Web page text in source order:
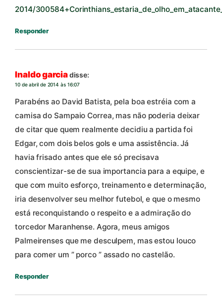
2014/
Responder
Inaldo garciadisse:
10 de abril de 2014 às 16:07
Parabéns ao David Batista, pela boa estréia com a
camisa do Sampaio Correa, mas não poderia deixar
de citar que quem realmente decidiu a partida foi
Edgar, com dois belos gols e uma assistência. Já
havia frisado antes que ele só precisava
conscientizar-se de sua importancia para a equipe, e
que com muito esforço, treinamento e determinação,
iria desenvolver seu melhor futebol, e que o mesmo
está reconquistando o respeito e a admiração do
torcedor Maranhense. Agora, meus amigos
Palmeirenses que me desculpem, mas estou louco
para comer um ” porco ” assado no castelão.
Responder